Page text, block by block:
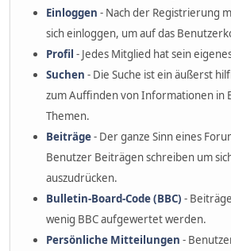
Einloggen - Nach der Registrierung
sich einloggen, um auf das
Profil - Jedes Mitglied hat sein
Suchen - Die Suche ist ein äußerst
zum Auffinden von Informationen in
Themen.
Beiträge- Der ganze Sinn eines
Benutzer Beiträgen schreiben um
auszudrücken.
Bulletin-Board-Code (BBC) -
wenig BBC aufgewertet werden.
Persönliche Mitteilungen -